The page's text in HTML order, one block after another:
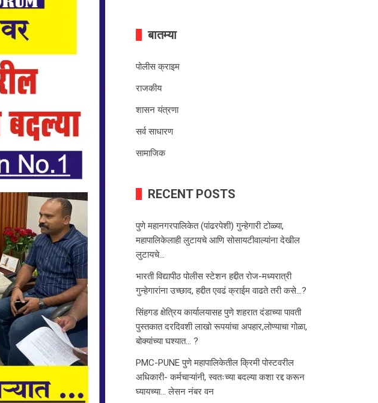
बातम्या
पोलीस क्राइम
राजकीय
शासन यंत्रणा
सर्व साधारण
सामाजिक
RECENT POSTS
पुणे महानगरपालिकेत (पांढरपेशी) गुन्हेगारी टोळ्या,
महापालिकेलाही लुटायचे आणि सोसायटीवाल्यांना देखील
लुटायचे…
भारती विद्यापीठ पोलीस स्टेशन हद्दीत रोज-मध्यरात्री
गुन्हेगारांना उच्छाद, हद्दीत एवढं क्राईम वाढते तरी कसे…?
सिंहगड क्षेत्रिय कार्यालयासह पुणे शहरात दंडाच्या पावती
पुस्तकात दरदिवशी लाखो रूपयांचा अपहार,लोण्याचा गोळा,
बोक्यांच्या घश्यात… ?
PMC-PUNE पुणे महापालिकेतील क्रिमी पोस्टवरील
अधिकारी- कर्मचाऱ्यांनी, स्वतःच्या बदल्या कशा रद्द करून
घ्यायच्या… लेसन नंबर वन